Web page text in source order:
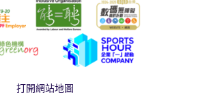
打開網站地圖